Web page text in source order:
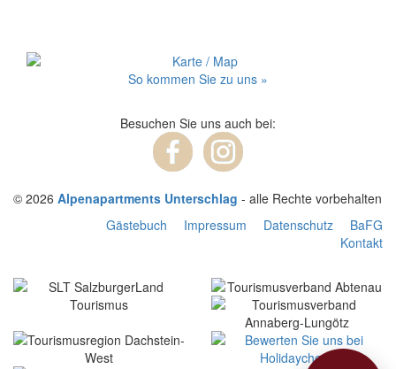
So kommen Sie zu uns »
Besuchen Sie uns auch bei:
© 2026 Alpenapartments Unterschlag - alle Rechte vorbehalten
BaFG
Datenschutz
Impressum
Gästebuch
Kontakt